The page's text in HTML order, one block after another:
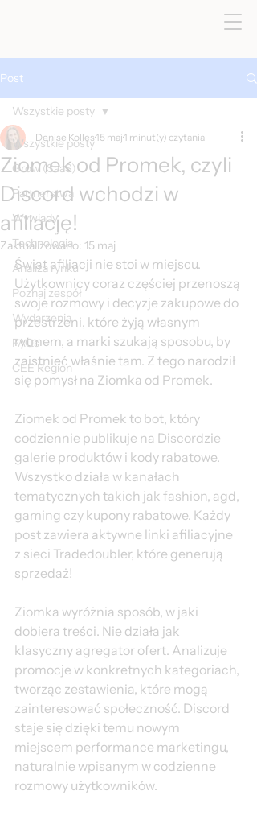
Post
Wszystkie posty
Grow (SaaS)
Partnerstwa
Wywiady
Technologia
Analiza rynku
Poznaj zespół
Wydarzenia
FAQs
CEE Region
Wszystkie posty
Ziomek od Promek, czyli
Discord wchodzi w
afiliację!
Denise Kolles15 maj1 minut(y) czytania
Zaktualizowano: 15 maj
Świat afiliacji nie stoi w miejscu.
Użytkownicy coraz częściej przenoszą
swoje rozmowy i decyzje zakupowe do
przestrzeni, które żyją własnym
rytmem, a marki szukają sposobu, by
zaistnieć właśnie tam. Z tego narodził
się pomysł na Ziomka od Promek.
Ziomek od Promek to bot, który
codziennie publikuje na Discordzie
galerie produktów i kody rabatowe.
Wszystko działa w kanałach
tematycznych takich jak fashion, agd,
gaming czy kupony rabatowe. Każdy
post zawiera aktywne linki afiliacyjne
z sieci Tradedoubler, które generują
sprzedaż!
Ziomka wyróżnia sposób, w jaki
dobiera treści. Nie działa jak
klasyczny agregator ofert. Analizuje
promocje w konkretnych kategoriach,
tworząc zestawienia, które mogą
zainteresować społeczność. Discord
staje się dzięki temu nowym
miejscem performance marketingu,
naturalnie wpisanym w codzienne
rozmowy użytkowników.
< Wszystkie posty